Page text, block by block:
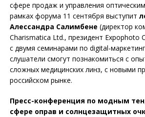
сфере продаж и управления
рамках форума 11 сентября выступит
Алессандра Салимбене (директор
Charismatica Ltd., президент Expophoto
с двумя семинарами по digital-
слушатели смогут познакомиться с
сложных медицинских линз, с новыми
российском рынке.
Пресс-конференция по модным
сфере оправ и солнцезащитных